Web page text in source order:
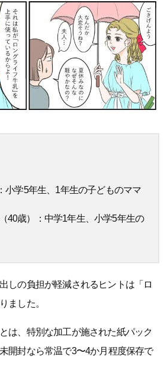
小学5年生、1年生の子どものママ
40歳）：中学1年生、小学5年生の
しの負担が軽減されるヒントは「ロ
ました。
は、特別な加工が施された紙パック
開封なら常温で3〜4か月程度保存で